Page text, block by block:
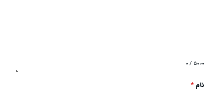
۰ / ۵۰۰۰
نام*